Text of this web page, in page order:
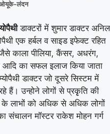
लंदन
डाक्टरों में शुमार डाक्टर अनिल
एक हर्बल व साइड इफेक्ट रहित
काला पीलिया, कैंसर, अधरंग,
आदि का सफल इलाज किया जाता
डाक्टर जो दूसरे सिस्टम में
हैं। उन्होने लोगों से प्रकृृति की
लाभों को अधिक से अधिक लोगों
संचालन मॉस्टर राकेश मोहन गर्ग